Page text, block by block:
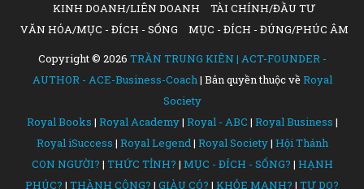
KINH DOANH/LIÊN DOANH
TÀI CHÍNH/ĐẦU TƯ
VĂN HÓA/MỤC - ĐÍCH - SỐNG
MỤC - ĐÍCH - ĐÚNG/PHÚC ÂM
Copyright © 2026 TRẦN TRUNG KIÊN | ACT-FOUNDER -
AUTHOR - ACE-Business-Coach| Bản quyền thuộc vềRoyal
Society
Royal Books | Royal Academy| Royal - ABC | Royal Business |
Royal iSuccess | Royal Legend| Royal Society| Hội Thánh
CON NGƯỜI? | THỨC TỈNH? | MỤC - ĐÍCH - SỐNG? | HẠNH
PHÚC? | THÀNH CÔNG? | GIÀU CÓ? | KHỎE MẠNH? | TỰ DO?